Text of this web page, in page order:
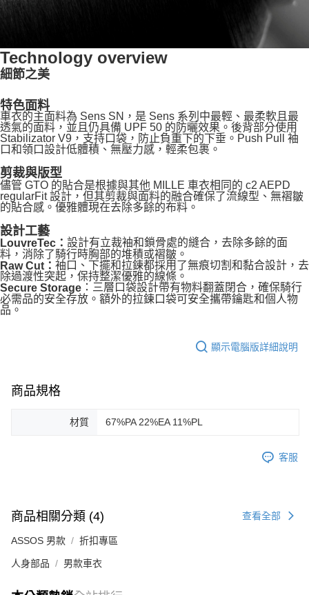
Technology overview
細節之美
特色面料
車衣的主面料為 Sens SN，是 Sens 系列中最輕、最柔軟且最
透氣的面料，並且仍具備 UPF 50 的防曬效果。後背部分使用
Stabilizator V9，支持口袋，防止負重下的下垂。Push Pull 袖
口和領口設計低體積、無壓力感，輕柔包裹。
剪裁與版型
儘管 GTO 的貼合是根據與其他 MILLE 車衣相同的 c2 AEPD
regularFit 設計，但其剪裁與面料的融合確保了流線型、無褶皺
的貼合感。優雅體現在去除多餘的布料。
設計工藝
LouvreTec： 設計有立裁袖和鎖骨處的縫合，去除多餘的面
料，消除了騎行時胸部的堆積或褶皺。
Raw Cut： 袖口、下擺和拉鍊都採用了無痕切割和黏合設計，去
除過渡性突起，保持整潔優雅的線條。
Secure Storage ：三層口袋設計帶有物料翻蓋閉合，確保騎行
必需品的安全存放。額外的拉鍊口袋可安全攜帶鑰匙和個人物
品。
顯示電腦版詳細說明
商品規格
材質 67%PA 22%EA 11%PL
客服
商品相關分類 (4) 查看全部
ASSOS 男款 折扣專區
人身部品 男款車衣